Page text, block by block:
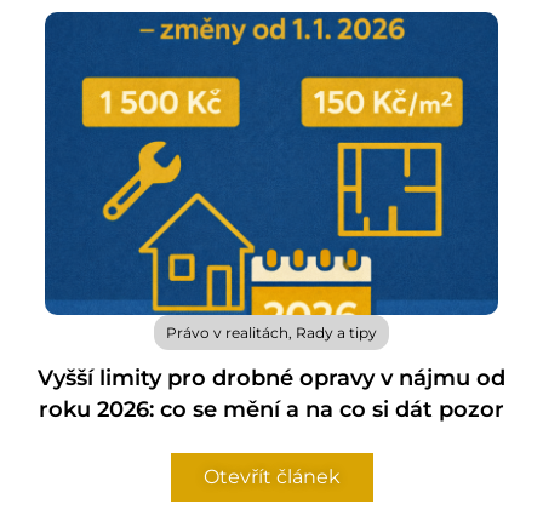
Právo v realitách, Rady a tipy
Vyšší limity pro drobné opravy v nájmu od
roku 2026: co se mění a na co si dát pozor
Otevřít článek